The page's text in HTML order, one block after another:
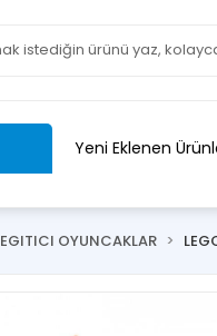
Yeni Eklenen
EGITICI OYUNCAKLAR